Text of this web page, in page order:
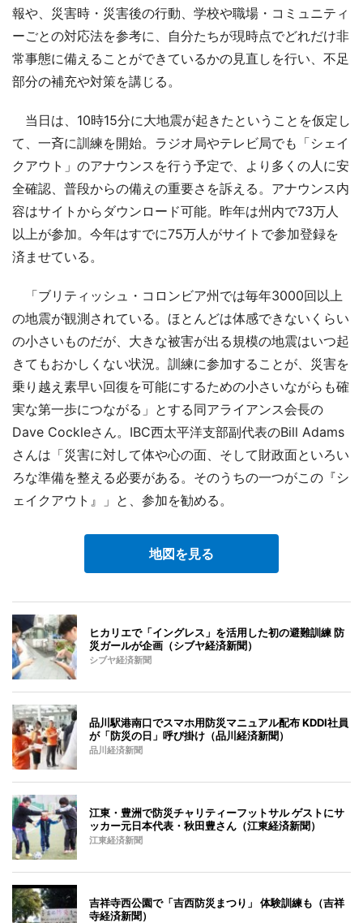
報や、災害時・災害後の行動、学校や職場・コミュニティ
ーごとの対応法を参考に、自分たちが現時点でどれだけ非
常事態に備えることができているかの見直しを行い、不足
部分の補充や対策を講じる。
当日は、10時15分に大地震が起きたということを仮定し
て、一斉に訓練を開始。ラジオ局やテレビ局でも「シェイ
クアウト」のアナウンスを行う予定で、より多くの人に安
全確認、普段からの備えの重要さを訴える。アナウンス内
容はサイトからダウンロード可能。昨年は州内で73万人
以上が参加。今年はすでに75万人がサイトで参加登録を
済ませている。
「ブリティッシュ・コロンビア州では毎年3000回以上
の地震が観測されている。ほとんどは体感できないくらい
の小さいものだが、大きな被害が出る規模の地震はいつ起
きてもおかしくない状況。訓練に参加することが、災害を
乗り越え素早い回復を可能にするための小さいながらも確
実な第一歩につながる」とする同アライアンス会長の
Dave Cockleさん。IBC西太平洋支部副代表のBill Adams
さんは「災害に対して体や心の面、そして財政面といろい
ろな準備を整える必要がある。そのうちの一つがこの『シ
ェイクアウト』」と、参加を勧める。
地図を見る
ヒカリエで「イングレス」を活用した初の避難訓練 防
災ガールが企画（シブヤ経済新聞）
シブヤ経済新聞
品川駅港南口でスマホ用防災マニュアル配布 KDDI社員
が「防災の日」呼び掛け（品川経済新聞）
品川経済新聞
江東・豊洲で防災チャリティーフットサル ゲストにサ
ッカー元日本代表・秋田豊さん（江東経済新聞）
江東経済新聞
吉祥寺西公園で「吉西防災まつり」 体験訓練も（吉祥
寺経済新聞）